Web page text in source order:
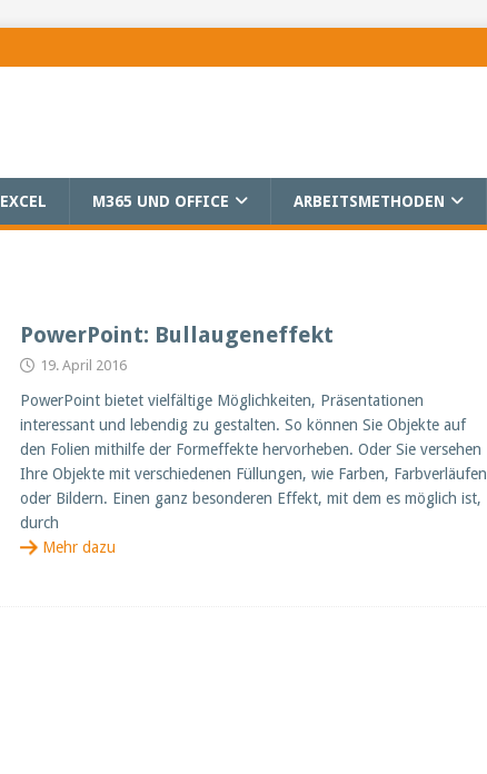
EXCEL M365 UND OFFICE ARBEITSMETHODEN
PowerPoint: Bullaugeneffekt
19. April 2016
PowerPoint bietet vielfältige Möglichkeiten, Präsentationen
interessant und lebendig zu gestalten. So können Sie Objekte auf
den Folien mithilfe der Formeffekte hervorheben. Oder Sie versehen
Ihre Objekte mit verschiedenen Füllungen, wie Farben, Farbverläufen
oder Bildern. Einen ganz besonderen Effekt, mit dem es möglich ist,
durch
Mehr dazu